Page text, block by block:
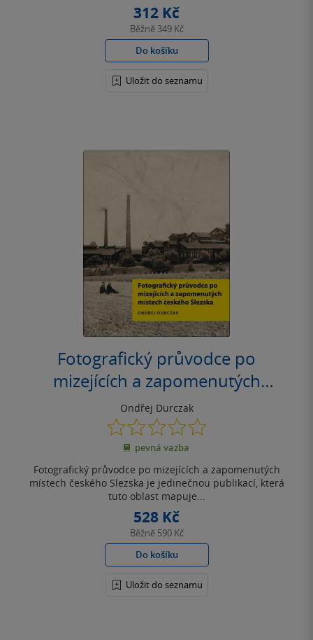
312 Kč
Běžně 349 Kč
Do košíku
Uložit do seznamu
Fotografický průvodce po
mizejících a zapomenutých
místech českého Slezska
Ondřej Durczak
0.0
z
5
pevná vazba
Fotografický průvodce po mizejících a zapomenutých
místech českého Slezska je jedinečnou publikací, která
tuto oblast mapuje...
528 Kč
Běžně 590 Kč
Do košíku
Uložit do seznamu